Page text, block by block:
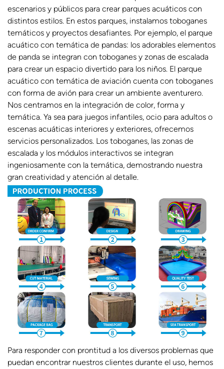
escenarios y públicos para crear parques acuáticos con
distintos estilos. En estos parques, instalamos toboganes
temáticos y proyectos desafiantes. Por ejemplo, el parque
acuático con temática de pandas: los adorables elementos
de panda se integran con toboganes y zonas de escalada
para crear un espacio divertido para los niños. El parque
acuático con temática de aviación cuenta con toboganes
con forma de avión para crear un ambiente aventurero.
Nos centramos en la integración de color, forma y
temática. Ya sea para juegos infantiles, ocio para adultos o
escenas acuáticas interiores y exteriores, ofrecemos
servicios personalizados. Los toboganes, las zonas de
escalada y los módulos interactivos se integran
ingeniosamente con la temática, demostrando nuestra
gran creatividad y atención al detalle.
Para responder con prontitud a los diversos problemas que
puedan encontrar nuestros clientes durante el uso, hemos